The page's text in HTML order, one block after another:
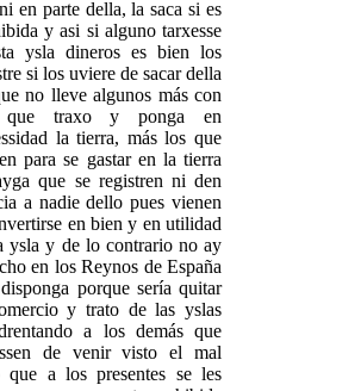
en parte della, la saca si es
y asi si alguno tarxesse
ysla dineros es bien los
si los uviere de sacar della
no lleve algunos más con
traxo y ponga en
la tierra, más los que
para se gastar en la tierra
que se registren ni den
a nadie dello pues vienen
en bien y en utilidad
ysla y de lo contrario no ay
en los Reynos de España
porque sería quitar
y trato de las yslas
a los demás que
de venir visto el mal
que a los presentes se les